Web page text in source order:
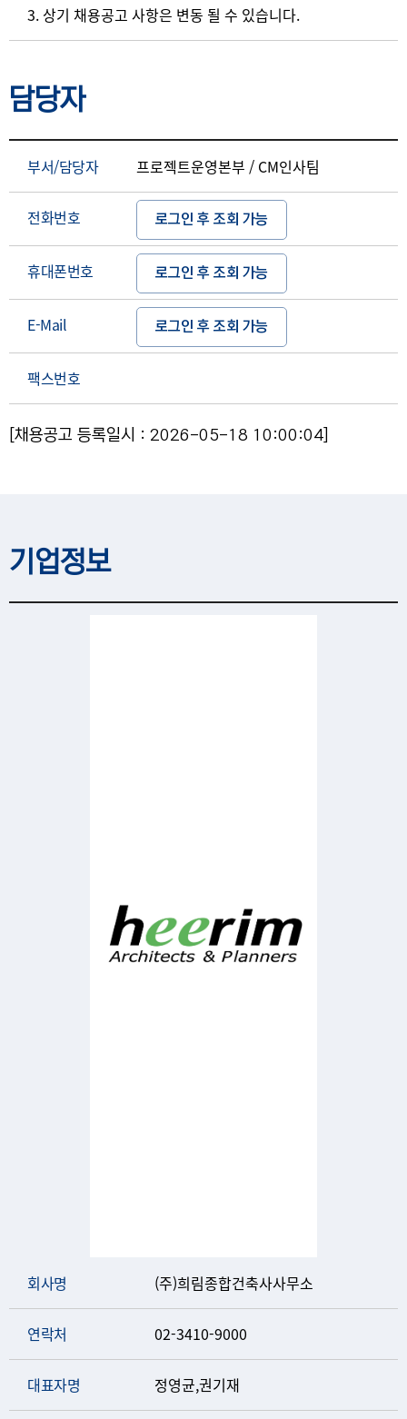
3. 상기 채용공고 사항은 변동 될 수 있습니다.
담당자
부서/담당자 프로젝트운영본부 / CM인사팀
전화번호 로그인 후 조회 가능
휴대폰번호 로그인 후 조회 가능
E-Mail 로그인 후 조회 가능
팩스번호
[채용공고 등록일시 : 2026-05-18 10:00:04]
기업정보
회사명 (주)희림종합건축사사무소
연락처 02-3410-9000
대표자명 정영균,권기재